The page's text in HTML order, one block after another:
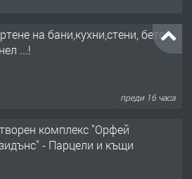
на бани,кухни,стени, бетон,
...!
преди 16 часа
комплекс "Орфей
- Парцели и къщи